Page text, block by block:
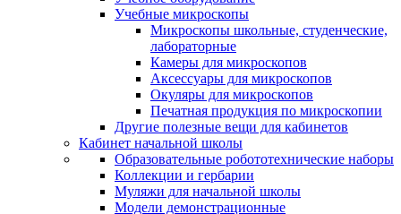
Учебные микроскопы
Микроскопы школьные, студенческие,
лабораторные
Камеры для микроскопов
Аксессуары для микроскопов
Окуляры для микроскопов
Печатная продукция по микроскопии
Другие полезные вещи для кабинетов
Кабинет начальной школы
Образовательные робототехнические наборы
Коллекции и гербарии
Муляжи для начальной школы
Модели демонстрационные